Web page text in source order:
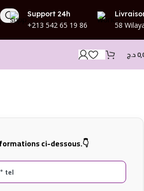
Support 24h
+213 542 65 19 86 58
د.ج
ci-dessous.👇